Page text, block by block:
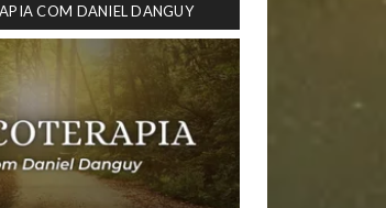
COM DANIEL DANGUY